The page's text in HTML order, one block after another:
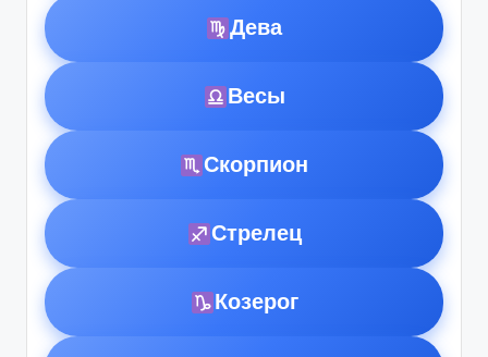
Дева
Весы
Скорпион
Стрелец
Козерог